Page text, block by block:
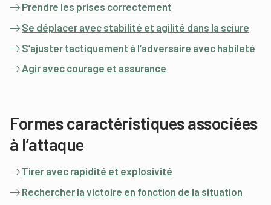
Prendre les prises correctement
Se déplacer avec stabilité et agilité dans la sciure
S’ajuster tactiquement à l’adversaire avec habileté
Agir avec courage et assurance
Formes caractéristiques associées
à l’attaque
Tirer avec rapidité et explosivité
Rechercher la victoire en fonction de la situation